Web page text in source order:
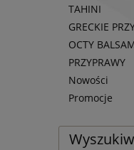
TAHINI
GRECKIE
OCTY
PRZYPRAWY
Nowości
Promocje